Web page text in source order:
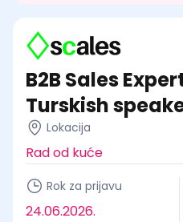
B2B Sales
Turskish
Lokacija
Rad od kuće
Rok za prijavu
24.06.2026.